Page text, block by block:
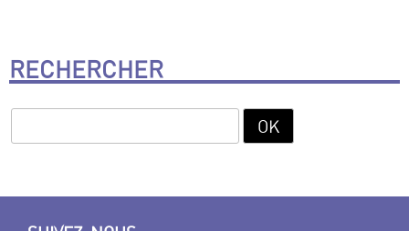
RECHERCHER